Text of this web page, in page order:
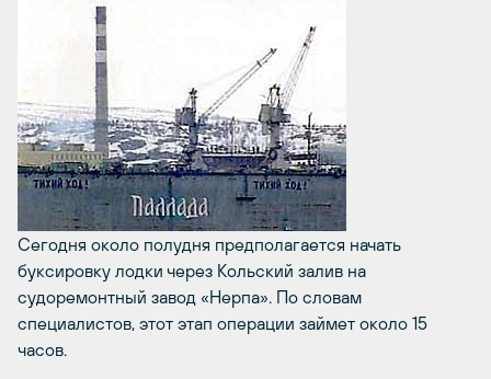
Сегодня около полудня предполагается начать
буксировку лодки через Кольский залив на
судоремонтный завод «Нерпа». По словам
специалистов, этот этап операции займет около 15
часов.